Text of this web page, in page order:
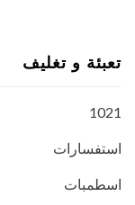
تعبئة و تغليف
1021
استفسارات
اسطمبات